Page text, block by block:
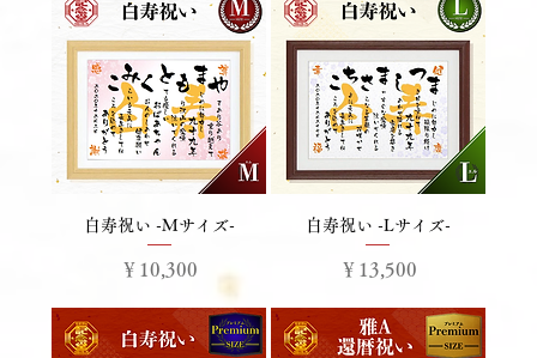
白寿祝い -Mサイズ-
価格
￥10,300
白寿祝い -Lサイズ-
価格
￥13,500